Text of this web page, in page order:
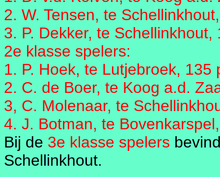
2. W. Tensen, te
3. P. Dekker, te Schellinkhout,
2e klasse spelers:
1. P. Hoek, te Lutjebroek, 135
2. C. de Boer, te Koog a.d.
3, C. Molenaar, te
4. J. Botman, te
Bij de 3e klasse spelers
Schellinkhout.